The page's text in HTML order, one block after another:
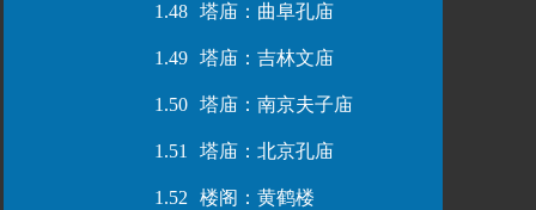
1.48 塔庙：曲阜孔庙
1.49 塔庙：吉林文庙
1.50 塔庙：南京夫子庙
1.51 塔庙：北京孔庙
1.52 楼阁：黄鹤楼